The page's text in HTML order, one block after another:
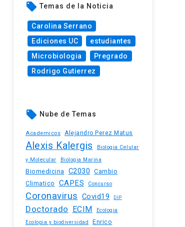
local_offer Temas de la Noticia
Carolina Serrano
Ediciones UC
estudiantes
Microbiologia
Pregrado
Rodrigo Gutierrez
local_offer Nube de Temas
Academicos Alejandro Perez Matus
Alexis Kalergis
Biologia Celular
y Molecular
Biologia Marina
Biomedicina C2030
Cambio
Climatico
CAPES Concurso
Coronavirus Covid19 DIP
Doctorado ECIM Ecologia
Ecologia y biodiversidad
Enrico